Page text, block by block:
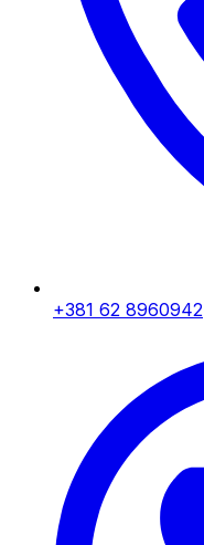
+381 62 8960942